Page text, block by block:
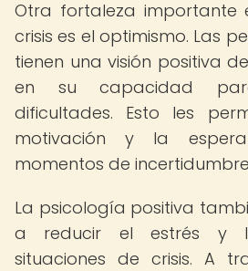
Otra fortaleza importante
crisis es el optimismo. Las
tienen una visión positiva
en su capacidad
dificultades. Esto les
motivación y la
momentos de
La psicología positiva
a reducir el estrés y
situaciones de crisis. A